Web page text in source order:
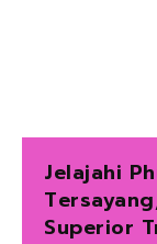
Jelajahi
Superior